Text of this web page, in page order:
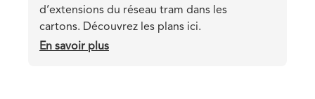
d’extensions du réseau tram dans les
cartons. Découvrez les plans ici.
En savoir plus